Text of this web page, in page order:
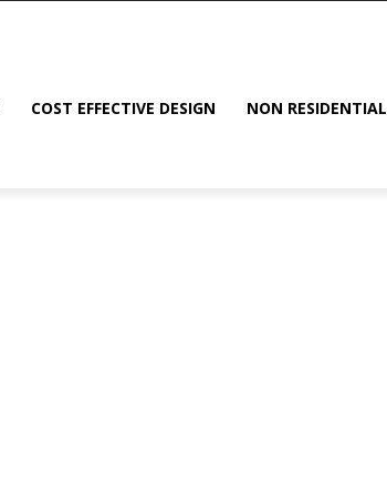
COST EFFECTIVE DESIGN NON RESIDENTIAL